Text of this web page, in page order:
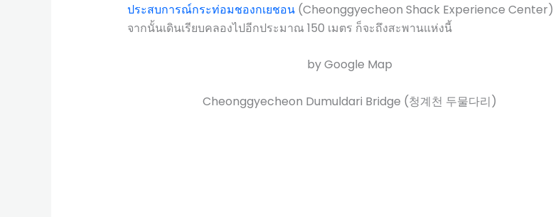
ประสบการณ์กระท่อมชองกเยชอน(Cheonggyecheon Shack Experience Center)
จากนั้นเดินเรียบคลองไปอีกประมาณ 150 เมตร ก็จะถึงสะพานแห่งนี้
by Google Map
Cheonggyecheon Dumuldari Bridge (청계천 두물다리)